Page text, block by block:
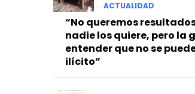
ACTUALIDAD
“No queremos
nadie los quiere, pero la
entender que no se
ilícito”